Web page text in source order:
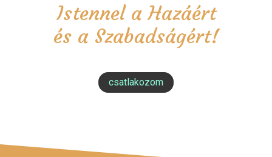
Istennel a Hazáért
és a Szabadságért!
csatlakozom